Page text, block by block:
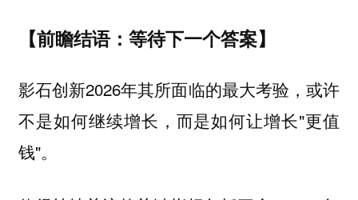
【前瞻结语：等待下一个答案】
影石创新2026年其所面临的最大考验，或许
不是如何继续增长，而是如何让增长"更值
钱"。